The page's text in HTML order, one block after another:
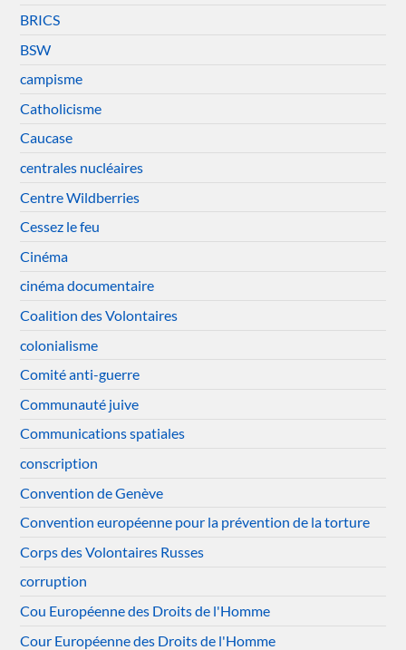
BRICS
BSW
campisme
Catholicisme
Caucase
centrales nucléaires
Centre Wildberries
Cessez le feu
Cinéma
cinéma documentaire
Coalition des Volontaires
colonialisme
Comité anti-guerre
Communauté juive
Communications spatiales
conscription
Convention de Genève
Convention européenne pour la prévention de la torture
Corps des Volontaires Russes
corruption
Cou Européenne des Droits de l'Homme
Cour Européenne des Droits de l'Homme